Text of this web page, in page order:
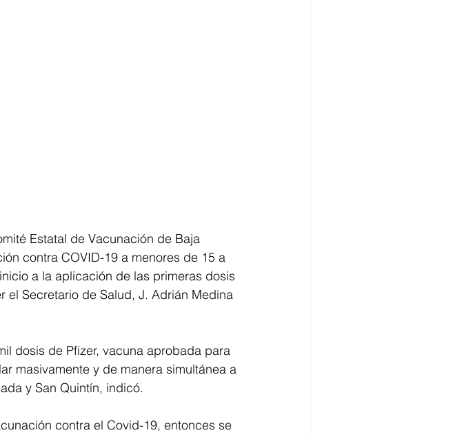
Estatal de Vacunación de Baja
contra COVID-19 a menores de 15 a
a la aplicación de las primeras dosis
Secretario de Salud, J. Adrián Medina
dosis de Pfizer, vacuna aprobada para
masivamente y de manera simultánea a
y San Quintín, indicó.
contra el Covid-19, entonces se